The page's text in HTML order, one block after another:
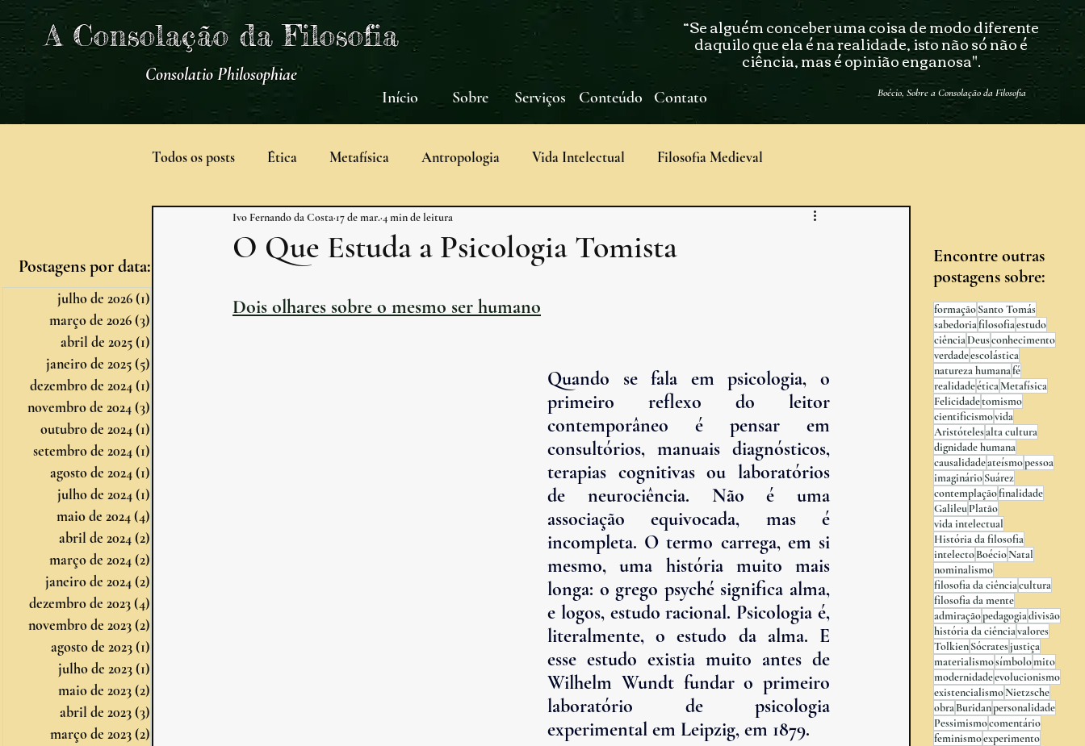
A Consolação da Filosofia
Consolatio Philosophiae
Início Sobre Serviços Conteúdo Contato
“Se alguém conceber uma coisa de modo diferente
daquilo que ela é na realidade, isto não só não é
ciência, mas é opinião enganosa".
Boécio, Sobre a Consolação da Filosofia
Postagens por data:
julho de 2026(1)
março de 2026(3)
abril de 2025(1)
janeiro de 2025(5)
dezembro de 2024(1)
novembro de 2024(3)
outubro de 2024(1)
setembro de 2024(1)
agosto de 2024(1)
julho de 2024(1)
maio de 2024(4)
abril de 2024(2)
março de 2024(2)
janeiro de 2024(2)
dezembro de 2023(4)
novembro de 2023(2)
agosto de 2023(1)
julho de 2023(1)
maio de 2023(2)
abril de 2023(3)
março de 2023(2)
Todos os posts Ética Metafísica Antropologia Vida Intelectual Filosofia Medieval
Filosofia e História da Ciência Teologia Natural
O Que Estuda a Psicologia Tomista
Ivo Fernando da Costa 17 de mar.4 min de leitura
Dois olhares sobre o mesmo ser humano
Quando se fala em psicologia, o
primeiro reflexo do leitor
contemporâneo é pensar em
consultórios, manuais diagnósticos,
terapias cognitivas ou laboratórios
de neurociência. Não é uma
associação equivocada, mas é
incompleta. O termo carrega, em si
mesmo, uma história muito mais
longa: o grego psyché significa alma,
e logos, estudo racional. Psicologia é,
literalmente, o estudo da alma. E
esse estudo existia muito antes de
Wilhelm Wundt fundar o primeiro
laboratório de psicologia
experimental em Leipzig, em 1879.
Encontre outras
postagens sobre:
formaçãoSanto Tomás
sabedoriafilosofiaestudo
ciênciaDeusconhecimento
verdadeescolástica
natureza humanafé
realidadeéticaMetafísica
Felicidadetomismo
cientificismovida
Aristótelesalta cultura
dignidade humana
causalidadeateísmopessoa
imaginárioSuárez
contemplaçãofinalidade
GalileuPlatão
vida intelectual
História da filosofia
intelectoBoécioNatal
nominalismo
filosofia da ciênciacultura
filosofia da mente
admiraçãopedagogiadivisão
história da ciênciavalores
TolkienSócratesjustiça
materialismosímbolomito
modernidadeevolucionismo
existencialismoNietzsche
obraBuridanpersonalidade
Pessimismocomentário
feminismoexperimento